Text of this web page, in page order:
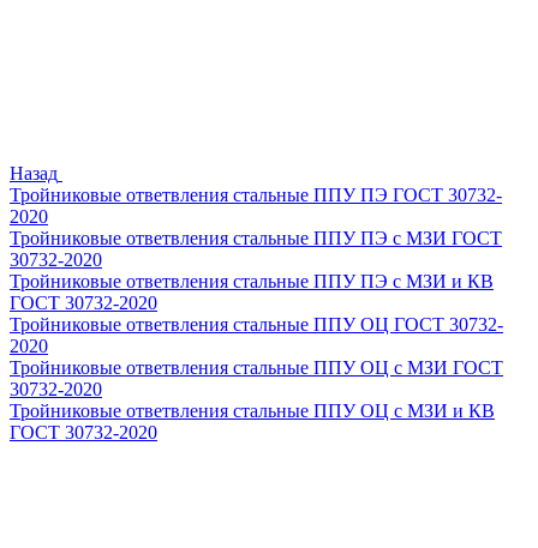
Назад
Тройниковые ответвления стальные ППУ ПЭ ГОСТ 30732-
2020
Тройниковые ответвления стальные ППУ ПЭ с МЗИ ГОСТ
30732-2020
Тройниковые ответвления стальные ППУ ПЭ с МЗИ и КВ
ГОСТ 30732-2020
Тройниковые ответвления стальные ППУ ОЦ ГОСТ 30732-
2020
Тройниковые ответвления стальные ППУ ОЦ с МЗИ ГОСТ
30732-2020
Тройниковые ответвления стальные ППУ ОЦ с МЗИ и КВ
ГОСТ 30732-2020